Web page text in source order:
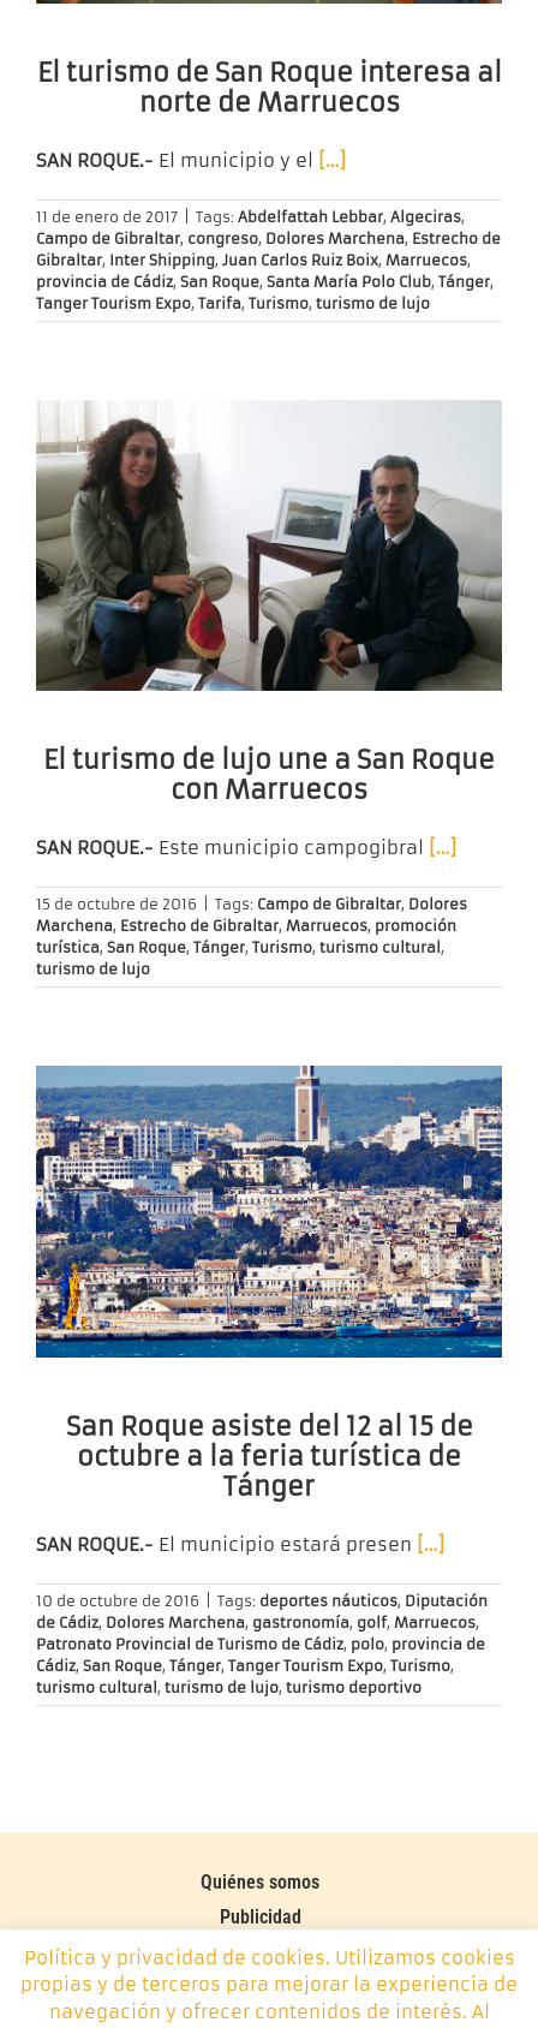
El turismo de San Roque interesa al
norte de Marruecos
SAN ROQUE.- El municipio y el […]
11 de enero de 2017 Tags: Abdelfattah Lebbar, Algeciras,
Campo de Gibraltar, congreso, Dolores Marchena, Estrecho de
Gibraltar, Inter Shipping, Juan Carlos Ruiz Boix, Marruecos,
provincia de Cádiz, San Roque, Santa María Polo Club, Tánger,
Tanger Tourism Expo, Tarifa, Turismo, turismo de lujo
El turismo de lujo une a San Roque
con Marruecos
SAN ROQUE.- Este municipio campogibral […]
15 de octubre de 2016 Tags: Campo de Gibraltar, Dolores
Marchena, Estrecho de Gibraltar, Marruecos, promoción
turística, San Roque, Tánger, Turismo, turismo cultural ,
turismo de lujo
San Roque asiste del 12 al 15 de
octubre a la feria turística de
Tánger
SAN ROQUE.- El municipio estará presen […]
10 de octubre de 2016 Tags: deportes náuticos, Diputación
de Cádiz, Dolores Marchena, gastronomía, golf, Marruecos,
Patronato Provincial de Turismo de Cádiz, polo, provincia de
Cádiz, San Roque, Tánger, Tanger Tourism Expo, Turismo,
turismo cultural , turismo de lujo, turismo deportivo
Quiénes somos
Publicidad
Contacto
Política de cookies
Política y privacidad de cookies. Utilizamos cookies
propias y de terceros para mejorar la experiencia de
navegación y ofrecer contenidos de interés. Al